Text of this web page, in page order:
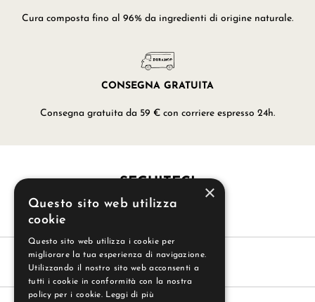
Cura composta fino al 96% da ingredienti di origine naturale.
CONSEGNA GRATUITA
Consegna gratuita da 59 € con corriere espresso 24h.
SEGUITECI ×
Questo sito web utilizza
cookie
Questo sito web utilizza i cookie per
migliorare la tua esperienza di navigazione.
Utilizzando il nostro sito web acconsenti a
tutti i cookie in conformità con la nostra
policy per i cookie. Leggi di più